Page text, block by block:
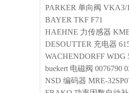
PARKER 单向阀 VKA3/
BAYER TKF F71
HAEHNE 力传感器
DESOUTTER 充电器
WACHENDORFF WDG
buekert 电磁阀 0076790
NSD 编码器 MRE-